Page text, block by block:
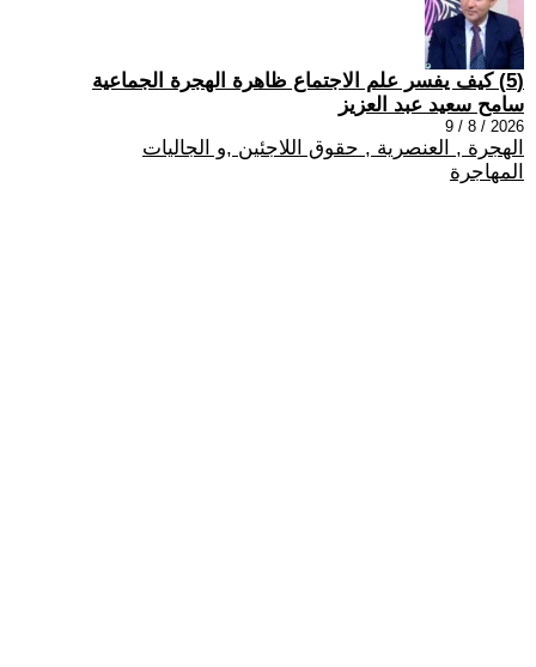
(5) كيف يفسر علم الاجتماع ظاهرة الهجرة الجماعية
سامح سعيد عبد العزيز
2026 / 8 / 9
الهجرة , العنصرية , حقوق اللاجئين ,و الجاليات
المهاجرة